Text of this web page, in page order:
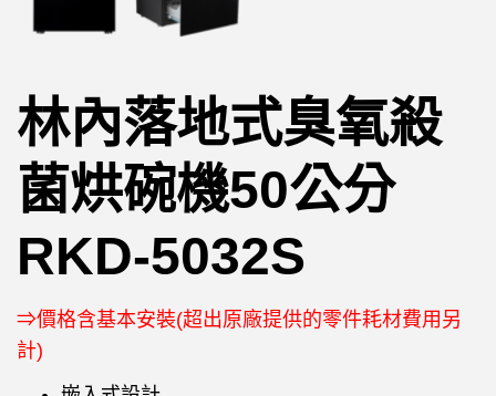
林內落地式臭氧殺
菌烘碗機50公分
RKD-5032S
⇒價格含基本安裝(超出原廠提供的零件耗材費用另
計)